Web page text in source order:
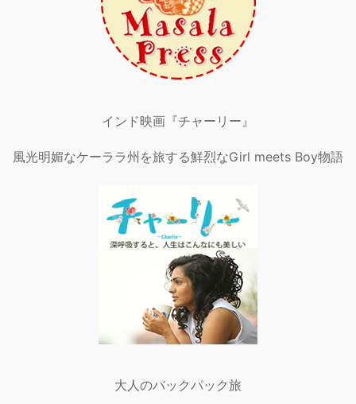
インド映画『チャーリー』
風光明媚なケーララ州を旅する鮮烈なGirl meets Boy物語
大人のバックパック旅